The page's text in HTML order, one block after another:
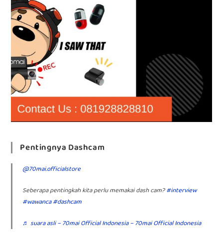
Pentingnya Dashcam
@70mai.officialstore
Seberapa pentingkah kita perlu memakai dash cam?#interview
#wawanca#dashcam
♬ suara asli – 70mai Official Indonesia – 70mai Official Indonesia